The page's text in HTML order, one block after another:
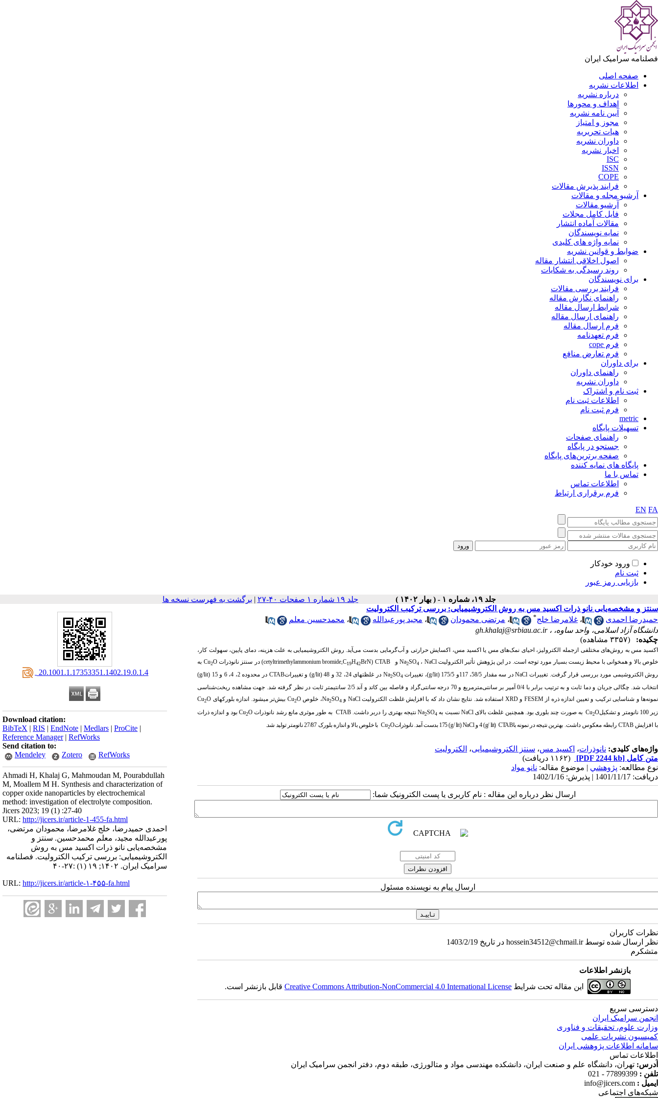
فصلنامه سرامیک ایران
صفحه اصلی
اطلاعات نشریه
درباره نشریه
اهداف و محورها
آیین نامه نشریه
مجوز و امتیاز
هیات تحریریه
داوران نشریه
اخبار نشریه
ISC
ISSN
COPE
فرایند پذیرش مقالات
آرشیو مجله و مقالات
آرشیو مقالات
فایل کامل مجلات
مقالات آماده انتشار
نمایه نویسندگان
نمایه واژه های کلیدی
ضوابط و قوانین نشریه
اصول اخلاقی انتشار مقاله
روند رسیدگی به شکایات
برای نویسندگان
فرایند بررسی مقالات
راهنمای نگارش مقاله
شرایط ارسال مقاله
راهنمای ارسال مقاله
فرم ارسال مقاله
فرم تعهدنامه
فرم cope
فرم تعارض منافع
برای داوران
راهنمای داوران
داوران نشریه
ثبت نام و اشتراک
اطلاعات ثبت نام
فرم ثبت نام
metric
تسهیلات پایگاه
راهنمای صفحات
جستجو در پایگاه
صفحه برترین‌های پایگاه
پایگاه های نمایه کننده
تماس با ما
اطلاعات تماس
فرم برقراری ارتباط
EN FA
ورود خودکار
ثبت نام
بازیابی رمز عبور
جلد ۱۹، شماره ۱ - ( بهار ۱۴۰۲ ) جلد ۱۹ شماره ۱ صفحات ۴۰-۲۷ | برگشت به فهرست نسخه ها
‎ 20.1001.1.17353351.1402.19.0.1.4
Download citation:
BibTeX | RIS | EndNote | Medlars | ProCite |
Reference Manager| RefWorks
Send citation to:
Mendeley
Zotero RefWorks
Ahmadi H, Khalaj G, Mahmoudan M, Pourabdullah
M, Moallem M H. Synthesis and characterization of
copper oxide nanoparticles by electrochemical
method: investigation of electrolyte composition.
Jicers 2023; 19 (1) :27-40
URL: http://jicers.ir/article-1-455-fa.html
احمدی حمیدرضا، خلج غلامرضا، محمودان مرتضی،
پورعبدالله مجید، معلم محمدحسین. سنتز و
مشخصه‌یابی نانو ذرات اکسید مس به روش
الکتروشیمیایی: بررسی ترکیب الکترولیت. فصلنامه
سرامیک ایران. ۱۴۰۲; ۱۹ (۱) :۲۷-۴۰
URL: http://jicers.ir/article-۱-۴۵۵-fa.html
سنتز و مشخصه‌یابی نانو ذرات اکسید مس به روش الکتروشیمیایی: بررسی ترکیب الکترولیت
حمیدرضا احمدی
، غلامرضا خلج* ، مرتضی محمودان ، مجید پورعبدالله ، محمدحسین معلم
دانشگاه آزاد اسلامی، واحد ساوه، ،gh.khalaj@srbiau.ac.ir
چکیده:
(۳۳۵۷ مشاهده)
اکسید مس به روش‌های مختلفی ازجمله الکترولیز، احیای نمک­‌های مس یا اکسید مس، اکسایش حرارتی و آب‌گرمایی بدست می‌­آید. روش الکتروشیمیایی به علت هزینه، دمای پایین، سهولت کار،
خلوص بالا و همخوانی با محیط زیست بسیار مورد توجه است. در این پژوهش تأثیر الکترولیتNaCl ، Na2SO4 و CTAB
(cetyltrimethylammonium bromide,C19H42BrN) در سنتز نانوذرات Cu2O
به
روش الکتروشیمی مورد بررسی قرار گرفت. تغییرات NaCl در سه مقدار g/lit
)، تغییرات Na2SO4 در غلظت­های 24، 32 و 48 ( g/lit
) وتغییراتCTAB در محدوده 2، 4، 6 و 15 ( g/lit
)
انتخاب شد. چگالی جریان و دما ثابت و به ترتیب برابر با 0/4 آمپر بر سانتی­‌مترمربع و 70 درجه سانتی­‌گراد و فاصله بین کاتد و آند 2/5 سانتی­متر ثابت در نظر گرفته شد. جهت مشاهده ریخت‌شناسی
نمونه‌­ها و شناسایی ترکیب و تعیین اندازه ذره ازFESEM وXRD استفاده شد. نتایج نشان داد که با افزایش غلظت الکترولیتNaCl و Na2SO4 ، خلوص Cu2O بیش‌تر میشود. اندازه بلورک­های Cu2O
زیر 100 نانومتر و تشکیل
Cu2O به ­صورت چند بلوری بود.همچنین غلظت بالایNaCl نسبت به Na2SO4 نتیجه بهتری را دربر داشت. CTAB به ­طور موثری مانع رشد نانوذرات Cu2O
بود و اندازه ذرات
با افزایش CTAB رابطه معکوس داشت. بهترین نتیجه در نمونه باCTAB
(
g/ lit) 4 و NaCl
(
g/ lit) 175 بدست آمد. نانوذرات Cu2O با خلوص بالا و اندازه بلورک 27/87 نانومتر تولید شد.
واژه‌های کلیدی: نانوذرات، اکسید مس، سنتز الکتروشیمیایی، الکترولیت
متن کامل [PDF 2244 kb]
(۱۱۶۲ دریافت)
نوع مطالعه: پژوهشي | موضوع مقاله: نانو مواد
دریافت: 1401/11/17 | پذیرش: 1402/1/16
ارسال نظر درباره این مقاله : نام کاربری یا پست الکترونیک شما:
ارسال پیام به نویسنده مسئول
نظرات کاربران
نظر ارسال شده توسط hossein34512@chmail.ir در تاریخ 1403/2/19
متشکرم
بازنشر اطلاعات
این مقاله تحت شرایط Creative Commons Attribution-NonCommercial 4.0 International Licenseقابل بازنشر است.
دسترسی سریع
انجمن سرامیک ایران
وزارت علوم، تحقیقات و فناوری
کمیسیون نشریات علمی
سامانه اطلاعات پژوهشی ایران
اطلاعات تماس
آدرس: تهران، دانشگاه علم و صنعت ایران، دانشکده مهندسی مواد و متالورژی، طبقه دوم، دفتر انجمن سرامیک ایران
تلفن : 77899399 - 021
ایمیل : info@jicers.com
شبکه‌های اجتماعی